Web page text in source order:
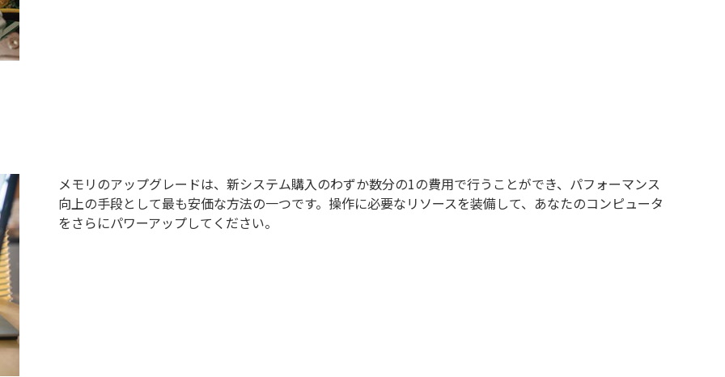
メモリのアップグレードは、新システム購入のわずか数分の1の費用で行うことができ、パフォーマンス
向上の手段として最も安価な方法の一つです。操作に必要なリソースを装備して、あなたのコンピュータ
をさらにパワーアップしてください。